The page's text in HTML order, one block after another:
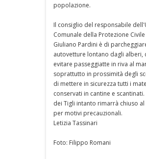
popolazione.
Il consiglio del responsabile
Comunale della Protezione Civile
Giuliano Pardini è di
autovetture lontano dagli alberi,
evitare passeggiatte in riva al
soprattutto in prossimità degli
di mettere in sicurezza tutti i
conservati in cantine e scantinati.
dei Tigli intanto rimarrà chiuso
per motivi precauzionali.
Letizia Tassinari
Foto: Filippo Romani